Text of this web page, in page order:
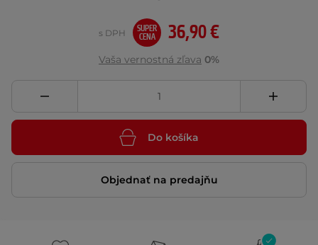
36,90 €
s DPH
SUPER
CENA
Vaša vernostná zľava 0%
Do košíka
Objednať na predajňu